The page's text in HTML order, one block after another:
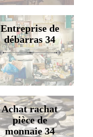
Entreprise de
débarras 34
Achat rachat
pièce de
monnaie 34